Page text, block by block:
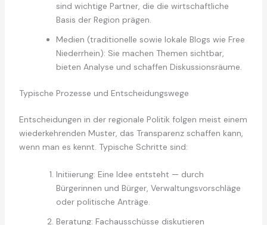
sind wichtige Partner, die die wirtschaftliche
Basis der Region prägen.
Medien (traditionelle sowie lokale Blogs wie Free
Niederrhein): Sie machen Themen sichtbar,
bieten Analyse und schaffen Diskussionsräume.
Typische Prozesse und Entscheidungswege
Entscheidungen in der regionale Politik folgen meist einem
wiederkehrenden Muster, das Transparenz schaffen kann,
wenn man es kennt. Typische Schritte sind:
Initiierung: Eine Idee entsteht — durch
Bürgerinnen und Bürger, Verwaltungsvorschläge
oder politische Anträge.
Beratung: Fachausschüsse diskutieren